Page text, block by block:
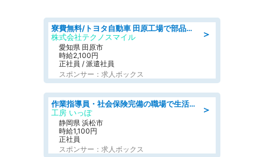
＞
寮費無料/トヨタ自動車 田原工場で部品の組立製造/tutumi
株式会社テクノスマイル
愛知県 田原市
時給2,100円
正社員 / 派遣社員
スポンサー：求人ボックス
＞
作業指導員・社会保険完備の職場で生活支援員
工房 いっぽ
静岡県 浜松市
時給1,100円
正社員
スポンサー：求人ボックス